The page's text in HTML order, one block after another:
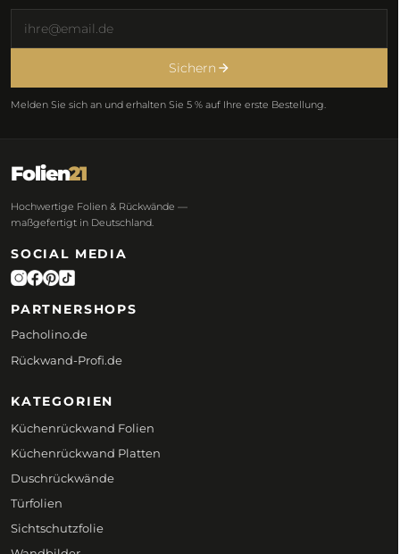
Sichern
Melden Sie sich an und erhalten Sie 5 % auf Ihre erste Bestellung.
Folien21
Hochwertige Folien & Rückwände —
maßgefertigt in Deutschland.
SOCIAL MEDIA
PARTNERSHOPS
Pacholino.de
Rückwand-Profi.de
KATEGORIEN
Küchenrückwand Folien
Küchenrückwand Platten
Duschrückwände
Türfolien
Sichtschutzfolie